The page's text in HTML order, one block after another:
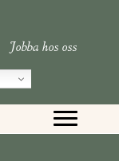
Jobba hos oss